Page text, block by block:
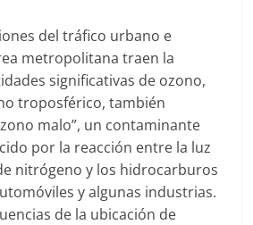
del tráfico urbano e
metropolitana traen la
significativas de ozono,
troposférico, también
malo”, un contaminante
por la reacción entre la luz
nitrógeno y los hidrocarburos
y algunas industrias.
de la ubicación de